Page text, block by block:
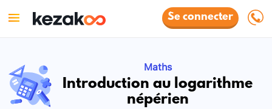
Se connecter
Maths
Introduction au logarithme
népérien